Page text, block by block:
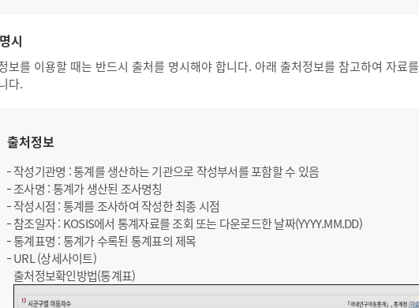
시
보를 이용할 때는 반드시 출처를 명시해야 합니다. 아래 출처정보를 참고하여 자료
다.
출처정보
작성기관명 : 통계를 생산하는 기관으로 작성부서를 포함할 수 있음
조사명 : 통계가 생산된 조사명칭
작성시점 : 통계를 조사하여 작성한 최종 시점
참조일자 : KOSIS에서 통계자료를 조회 또는 다운로드한 날짜(YYYY.MM.DD)
통계표명 : 통계가 수록된 통계표의 제목
URL (상세사이트)
출처정보확인방법(통계표)